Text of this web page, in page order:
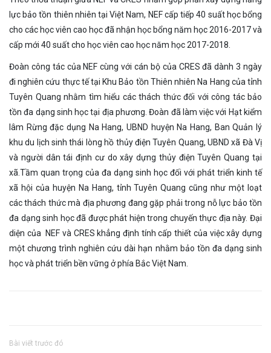
lực bảo tồn thiên nhiên tại Việt Nam, NEF cấp tiếp 40 suất học bổng
cho các học viên cao học đã nhận học bổng năm học 2016-2017 và
cấp mới 40 suất cho học viên cao học năm học 2017-2018.
Đoàn công tác của NEF cùng với cán bộ của CRES đã dành 3 ngày
đi nghiên cứu thực tế tại Khu Bảo tồn Thiên nhiên Na Hang của tỉnh
Tuyên Quang nhằm tìm hiểu các thách thức đối với công tác bảo
tồn đa dạng sinh học tại địa phương. Đoàn đã làm việc với Hạt kiểm
lâm Rừng đặc dụng Na Hang, UBND huyện Na Hang, Ban Quản lý
khu du lịch sinh thái lòng hồ thủy điện Tuyên Quang, UBND xã Đà Vị
và người dân tái định cư do xây dựng thủy điện Tuyên Quang tại
xã.Tầm quan trọng của đa dạng sinh học đối với phát triển kinh tế
xã hội của huyện Na Hang, tỉnh Tuyên Quang cũng như một loạt
các thách thức mà địa phương đang gặp phải trong nỗ lực bảo tồn
đa dạng sinh học đã được phát hiện trong chuyến thực địa này. Đại
diện của NEF và CRES khẳng định tính cấp thiết của việc xây dựng
một chương trình nghiên cứu dài hạn nhằm bảo tồn đa dạng sinh
học và phát triển bền vững ở phía Bắc Việt Nam.
Bài viết trước đó